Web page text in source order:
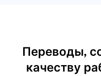
Переводы,
качеству